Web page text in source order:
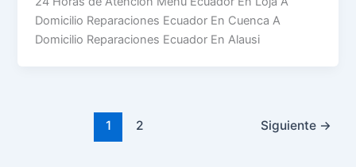
Domicilio Reparaciones Ecuador En Cuenca A
Domicilio Reparaciones Ecuador En Alausi
1 2 Siguiente →